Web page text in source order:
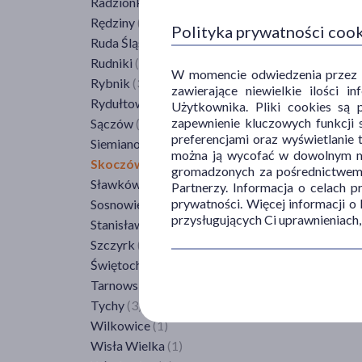
Teresin
Warka(1)
Warszawa
Węgrów
Wilga
Wyszogród
Ząbki
Żuromin
Żyrardów
Rędziny (1)
Ruda Śląska
(3)
Rudniki (1)
Rybnik (3)
Rydułtowy
Sączów (1)
Siemianowice Śląskie(2)
Skoczów
Sławków
Sosnowiec
Stanisławów
(1)
Szczyrk (1)
Świętochłowice
Tarnowskie Góry
Tychy (3)
Wilkowice(1)
Wisła Wielka (1)
Polityka prywatności
W momencie odwiedzenia
zawierające niewielkie ilości
Użytkownika. Pliki cookies są
zapewnienie kluczowych funkcji
preferencjami oraz wyświetlanie
można ją wycofać w dowolnym
gromadzonych za
Partnerzy. Informacja o celach
prywatności. Więcej informacji o
przysługujących Ci